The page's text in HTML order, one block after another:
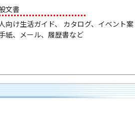
文書
向け生活ガイド、 カタログ、イベント案
紙、メール、履歴書など